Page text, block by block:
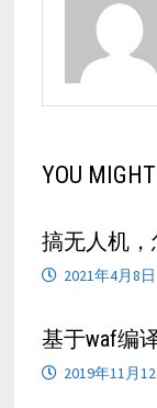
YOU
搞无人机
2021年4月8日
基于waf编
2019年11月